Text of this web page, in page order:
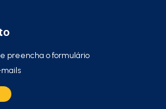
preencha o formulário